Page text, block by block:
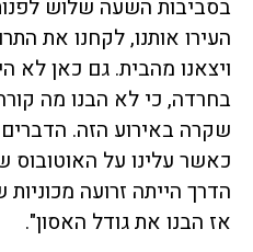
בסביבות השעה שלוש
העירו אותנו, לקחנו את
ויצאנו מהבית. גם כאן לא
בחרדה, כי לא הבנו מה
שקרה באירוע הזה. הדברים
כאשר עלינו על האוטובוס
הדרך הייתה זרועה
אז הבנו את גודל האסון".